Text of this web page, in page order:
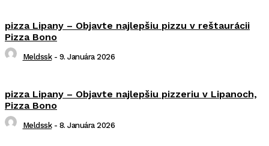
pizza Lipany – Objavte najlepšiu pizzu v reštaurácii
Pizza Bono
Meldssk - 9. Januára 2026
pizza Lipany – Objavte najlepšiu pizzeriu v Lipanoch,
Pizza Bono
Meldssk - 8. Januára 2026